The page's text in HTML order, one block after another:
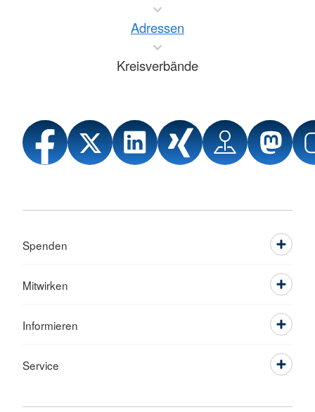
Adressen
Kreisverbände
Spenden
Mitwirken
Informieren
Service